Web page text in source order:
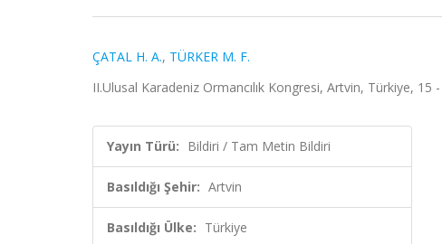
ÇATAL H. A., TÜRKER M. F.
II.Ulusal Karadeniz Ormancılık Kongresi, Artvin, Türkiye,
Yayın Türü: Bildiri / Tam Metin Bildiri
Basıldığı Şehir: Artvin
Basıldığı Ülke: Türkiye